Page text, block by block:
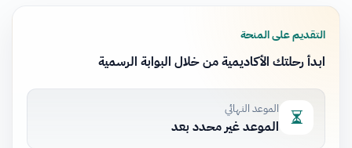
التقديم على المنحة
ابدأ رحلتك الأكاديمية من خلال البوابة الرسمية
الموعد النهائي
الموعد غير محدد بعد